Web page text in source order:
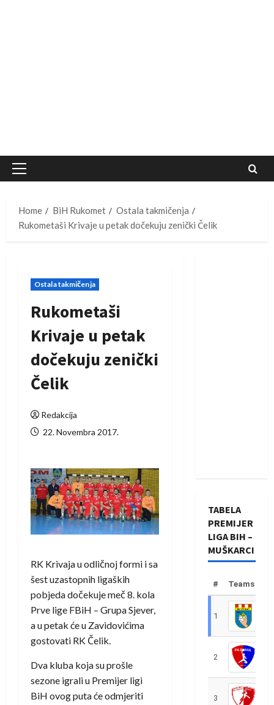
Primary
Home
BiH Rukomet
Ostala takmičenja
Rukometaši Krivaje u petak dočekuju zenički Čelik
Ostala takmičenja
Rukometaši
Krivaje u petak
dočekuju zenički
Čelik
Redakcija
22. Novembra 2017.
RK Krivaja u odličnoj formi i sa
šest uzastopnih ligaških
pobjeda dočekuje meč 8. kola
Prve lige FBiH – Grupa Sjever,
a u petak će u Zavidovićima
gostovati RK Čelik.
Dva kluba koja su prošle
sezone igrali u Premijer ligi
BiH ovog puta će odmjeriti
TABELA
PREMIJER
LIGA BIH –
MUŠKARCI
# Teams
1
2
3